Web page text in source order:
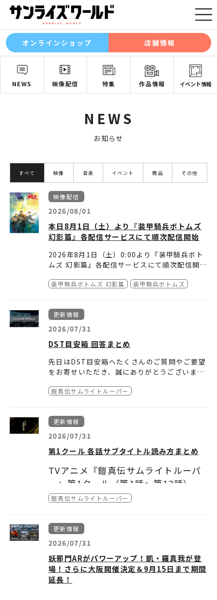
オンラインショップ 店舗情報
NEWS 映像配信 特集 作品情報 イベント情報
NEWS
お知らせ
すべて 映像 音楽 イベント 商品 その他
映像配信
2026/08/01
本日8月1日（土）より『装甲騎兵ボトムズ
幻影篇』各配信サービスにて順次配信開始
2026年8月1日（土）0:00より『装甲騎兵ボト
ムズ 幻影篇』各配信サービスにて順次配信開
詳細は下記配信サービスよりご確認ください！
・dアニメストア
mo.ne.jp/
・バンダイチャンネル
m/
・DMM TV
■都度課金配信
・バンダイチャンネルhttps://www.b-ch.co
m/
ket.jp/
・Prime Video
p/AmazonVideo
・music.jphttps://music-book.jp/
・Youtube（レンタル）https://www.youtu
be.com/feed/storefront
・ムービーフル
https://mfplus.jp/
す。
詳しくは取扱いの配信サービスにてご確認くだ
さい。
装甲騎兵ボトムズ VOL.I STORIES OF THE”A.
T.VOTOMS”
装甲騎兵ボトムズ VOL.II HIGHLIGHTS FROM
THE”A.T.VOTOMS”
装甲騎兵ボトムズ ザ・ラストレッドショルダー
装甲騎兵ボトムズ 赫奕たる異端
装甲騎兵ボトムズ ビッグバトル
装甲騎兵ボトムズ レッドショルダードキュメン
ト 野望のルーツ
装甲騎兵ボトムズ クメン
装甲騎兵ボトムズ サンサ
装甲騎兵ボトムズ クエント
装甲騎兵ボトムズ ペールゼン・ファイルズ
装甲騎兵ボトムズ ペールゼン・ファイルズ 劇
場版
装甲騎兵ボトムズ 孤影再び
ボトムズファインダー
※取り扱い作品は配信サービスによって異なる
場合があります。詳しくは取扱いの配信サービ
スにてご確認ください。
装甲騎兵ボトムズ 幻影篇 装甲騎兵ボトムズ
更新情報
2026/07/31
DST目安箱 回答まとめ
先日はDST目安箱へたくさんのご質問やご要望
をお寄せいただき、誠にありがとうございまし
報担当が順次お答えしてまいります。
い。
回答Vol.1
第1クールサブタイトル読み方一覧
回答Vol.2
キャラクタープロフィールまとめ
回答Vol.3
グッズページはこちら
回答Vol.4
鎧真伝サムライトルーパー公式YouTubeはこ
ちら
回答Vol.5
鎧真伝サムライトルーパー
更新情報
2026/07/31
第1クール 各話サブタイトル読み方まとめ
TVアニメ『鎧真伝サムライトルーパ
ー』第1クール（第1話～第12話）各
話サブタイトル読み方まとめ
第2話「阿亜魔亜」：アーマー
第3話「璃无駆」：リンク
鎧真伝サムライトルーパー
更新情報
2026/07/31
妖邪門ARがパワーアップ！凱・羅真我が登
場！さらに大阪開催決定＆9月15日まで期間
延長！